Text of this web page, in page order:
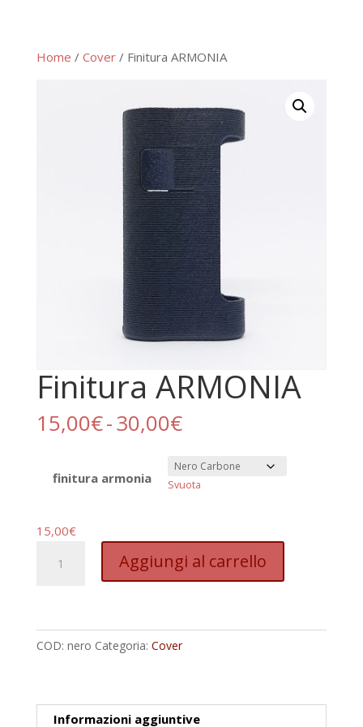
Home / Cover/ Finitura ARMONIA
Finitura ARMONIA
15,00€-30,00€Fascia
prezzo:
da
30,00€
finitura armonia Svuota
15,00€
ARMONIA
Aggiungi al carrello
COD: nero Categoria: Cover
Informazioni aggiuntive